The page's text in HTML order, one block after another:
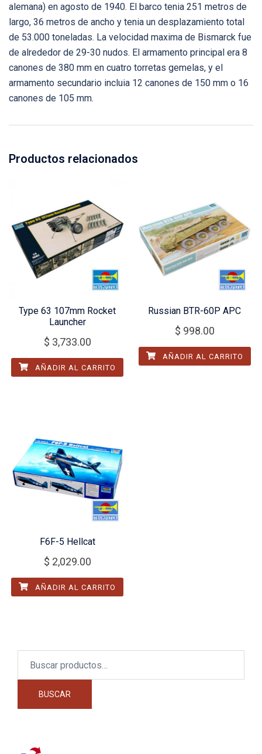
alemana) en agosto de 1940. El barco tenia 251 metros de
largo, 36 metros de ancho y tenia un desplazamiento total
de 53.000 toneladas. La velocidad maxima de Bismarck fue
de alrededor de 29-30 nudos. El armamento principal era 8
canones de 380 mm en cuatro torretas gemelas, y el
armamento secundario incluia 12 canones de 150 mm o 16
canones de 105 mm.
Productos relacionados
Type 63 107mm Rocket
Launcher
$ 3,733.00
AÑADIR AL CARRITO
Russian BTR-60P APC
$ 998.00
AÑADIR AL CARRITO
F6F-5 Hellcat
$ 2,029.00
AÑADIR AL CARRITO
BUSCAR